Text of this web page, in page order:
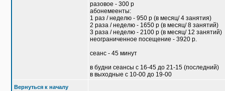
разовое - 300 р
абонемеенты:
1 раз / неделю - 950 р (в месяц/ 4 занятия)
2 раза / неделю - 1650 р (в месяц/ 8 занятий)
3 раза / неделю - 2100 р (в месяц/ 12 занятий)
неограниченное посещение - 3920 р.
сеанс - 45 минут
в будни сеансы с 16-45 до 21-15 (последний)
в выходные с 10-00 до 19-00
Вернуться к началу